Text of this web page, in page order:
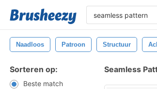
Naadloos Patroon Structuur
Sorteren op:
Beste match
Seamless